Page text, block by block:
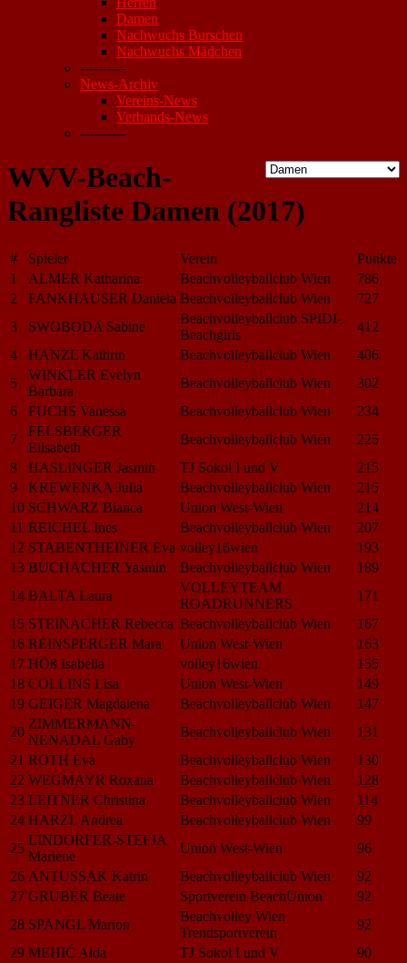
Damen
Nachwuchs Burschen
Nachwuchs Mädchen
----------
News-Archiv
Vereins-News
Verbands-News
----------
WVV-Beach-
Rangliste Damen (2017)
# Spieler Verein
Punkte
1
ALMER Katharina Beachvolleyballclub Wien
786
2
FANKHAUSER Daniela Beachvolleyballclub Wien
727
3
SWOBODA Sabine
Beachvolleyballclub SPIDI-
Beachgirls
412
4
HANZL Kathrin Beachvolleyballclub Wien
406
5
WINKLER Evelyn
Barbara
Beachvolleyballclub Wien
302
6
FUCHS Vanessa Beachvolleyballclub Wien
234
7
FELSBERGER
Elisabeth
Beachvolleyballclub Wien
225
8
HASLINGER Jasmin TJ Sokol I und V
215
9
KREWENKA Julia Beachvolleyballclub Wien
215
10 SCHWARZ Bianca Union West-Wien
214
11 REICHEL Ines Beachvolleyballclub Wien
207
12 STABENTHEINER Eva volley16wien
193
13 BUCHACHER Yasmin Beachvolleyballclub Wien
189
14 BALTA Laura
VOLLEYTEAM
ROADRUNNERS
171
15 STEINACHER Rebecca Beachvolleyballclub Wien
167
16 REINSPERGER Mara Union West-Wien
163
17 HÖß Isabella volley16wien
155
18 COLLINS Lisa Union West-Wien
149
19 GEIGER Magdalena Beachvolleyballclub Wien
147
20
ZIMMERMANN-
NENADAL Gaby
Beachvolleyballclub Wien
131
21 ROTH Eva Beachvolleyballclub Wien
130
22 WEGMAYR Roxana Beachvolleyballclub Wien
128
23 LEITNER Christina Beachvolleyballclub Wien
114
24 HARZL Andrea Beachvolleyballclub Wien
99
25
LINDORFER-STEFJA
Marlene
Union West-Wien
96
26 ANTUSSAK Katrin Beachvolleyballclub Wien
92
27 GRUBER Beate Sportverein BeachUnion
92
28 SPANGL Marion
Beachvolley Wien
Trendsportverein
92
29 MEHIĆ Aida TJ Sokol I und V
90